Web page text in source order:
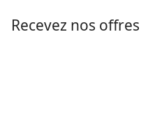
Recevez nos